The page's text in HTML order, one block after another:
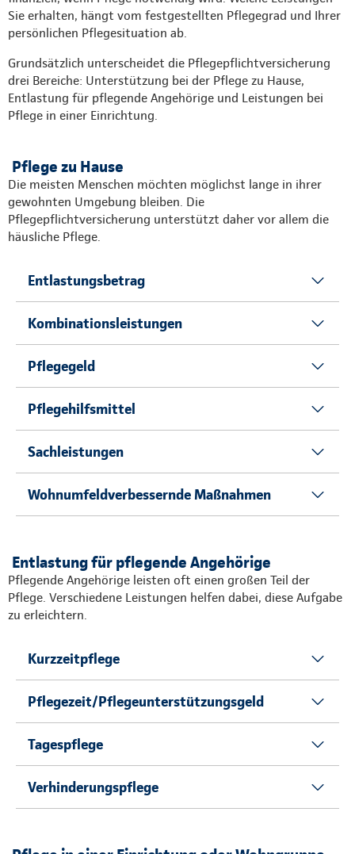
Sie erhalten, hängt vom festgestellten Pflegegrad und Ihrer
persönlichen Pflegesituation ab.
Grundsätzlich unterscheidet die Pflegepflichtversicherung
drei Bereiche: Unterstützung bei der Pflege zu Hause,
Entlastung für pflegende Angehörige und Leistungen bei
Pflege in einer Einrichtung.
Pflege zu Hause
Die meisten Menschen möchten möglichst lange in ihrer
gewohnten Umgebung bleiben. Die
Pflegepflichtversicherung unterstützt daher vor allem die
häusliche Pflege.
Entlastungsbetrag
Kombinationsleistungen
Pflegegeld
Pflegehilfsmittel
Sachleistungen
Wohnumfeldverbessernde Maßnahmen
Entlastung für pflegende Angehörige
Pflegende Angehörige leisten oft einen großen Teil der
Pflege. Verschiedene Leistungen helfen dabei, diese Aufgabe
zu erleichtern.
Kurzzeitpflege
Pflegezeit/Pflegeunterstützungsgeld
Tagespflege
Verhinderungspflege